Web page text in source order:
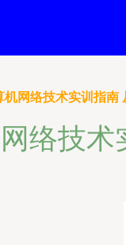
机网络技术实训指南
络技术